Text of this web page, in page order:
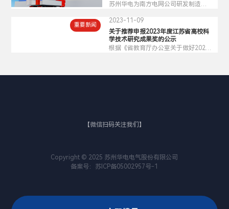
苏州华电为南方电网公司研发制造的
流耐压试验系统成功应用于我国特高
压直流输变电工程建设。
重要新闻
2023-11-09
关于推荐申报2023年度江苏省高校科
学技术研究成果奖的公示
根据《省教育厅办公室关于做好2023
科函〔2023〕30号）的要求，现对我
【微信扫码关注我们】
Copyright © 2025 苏州华电电气股份有限公司
备案号： 苏ICP备05002957号-1